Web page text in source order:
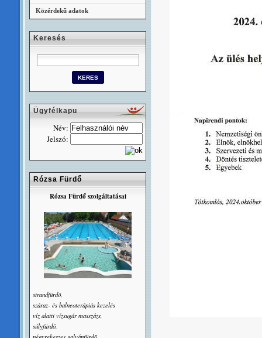
Közérdekű adatok
Keresés
Ügyfélkapu
Név:
Jelszó:
Rózsa Fürdő
Rózsa Fürdő szolgáltatásai
strandfürdõ,
száraz- és balneoterápiás kezelés
víz alatti vízsugár masszázs,
súlyfürdõ,